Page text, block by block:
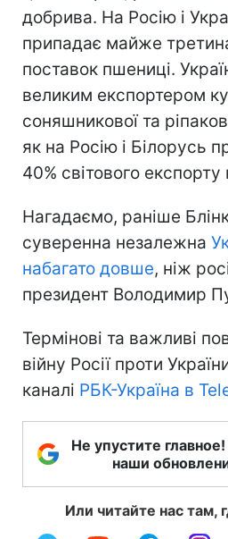
добрива. На Росію і
припадає майже
поставок пшениці.
великим експортером
соняшникової та
як на Росію і Білорусь
40% світового
Нагадаємо, раніше
суверенна незалежна
набагато довше, ніж
президент Володимир
Термінові та важливі
війну Росії проти
каналі РБК-Україна в
Не упустите
наши
Или читайте нас там,